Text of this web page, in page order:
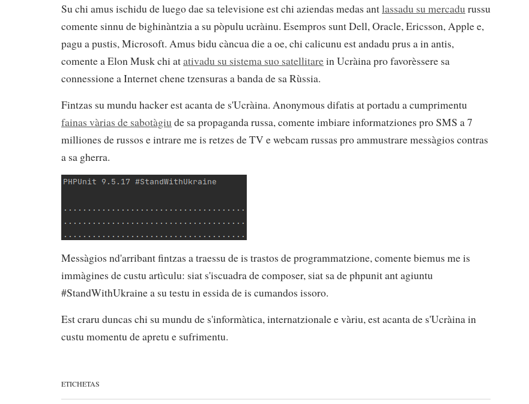
Su chi amus ischidu de luego dae sa televisione est chi aziendas medas antlassadu su mercadu russu
comente sinnu de bighinàntzia a su pòpulu ucràinu. Esempros sunt Dell, Oracle, Ericsson, Apple e,
pagu a pustis, Microsoft. Amus bidu càncua die a oe, chi calicunu est andadu prus a in antis,
comente a Elon Musk chi atativadu su sistema suo satellitarein Ucràina pro favorèssere sa
connessione a Internet chene tzensuras a banda de sa Rùssia.
Fintzas su mundu hacker est acanta de s'Ucràina. Anonymous difatis at portadu a cumprimentu
fainas vàrias de sabotàgiu de sa propaganda russa, comente imbiare informatziones pro SMS a 7
milliones de russos e intrare me is retzes de TV e webcam russas pro ammustrare messàgios contras
a sa gherra.
Messàgios nd'arribant fintzas a traessu de is trastos de programmatzione, comente biemus me is
immàgines de custu artìculu: siat s'iscuadra de composer, siat sa de phpunit ant agiuntu
#StandWithUkraine a su testu in essida de is cumandos issoro.
Est craru duncas chi su mundu de s'informàtica, internatzionale e vàriu, est acanta de s'Ucràina in
custu momentu de apretu e sufrimentu.
ETICHETAS